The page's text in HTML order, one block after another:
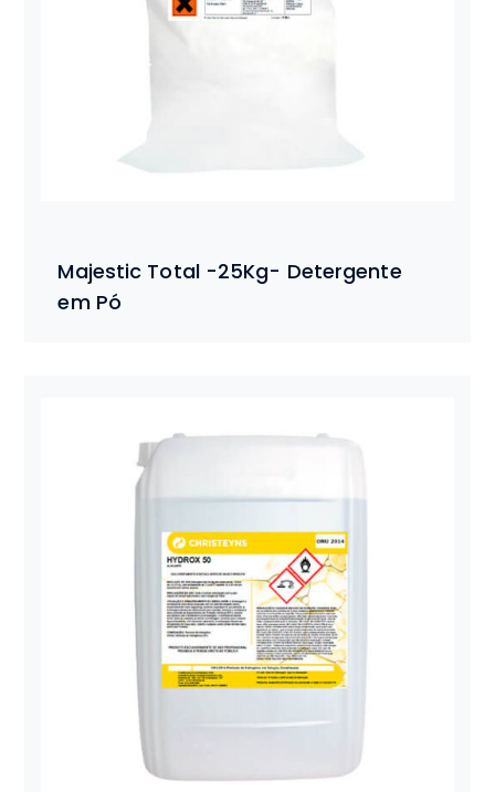
Majestic Total -25Kg- Detergente
em Pó